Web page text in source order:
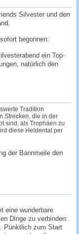
Silvester und den
begonnen:
ein Top-
natürlich den
Tradition
Strecken, die in der
sind, als Trophäen zu
diese Heldentat per
der Bannmeile den
eine wunderbare
Dinge zu verbinden:
Pünktlich zum Start